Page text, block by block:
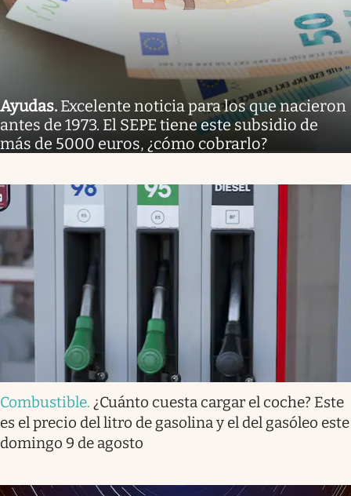
Ayudas. Excelente noticia para los que nacieron
antes de 1973. El SEPE tiene este subsidio de
más de 5000 euros, ¿cómo cobrarlo?
Combustible. ¿Cuánto cuesta cargar el coche? Este
es el precio del litro de gasolina y el del gasóleo este
domingo 9 de agosto